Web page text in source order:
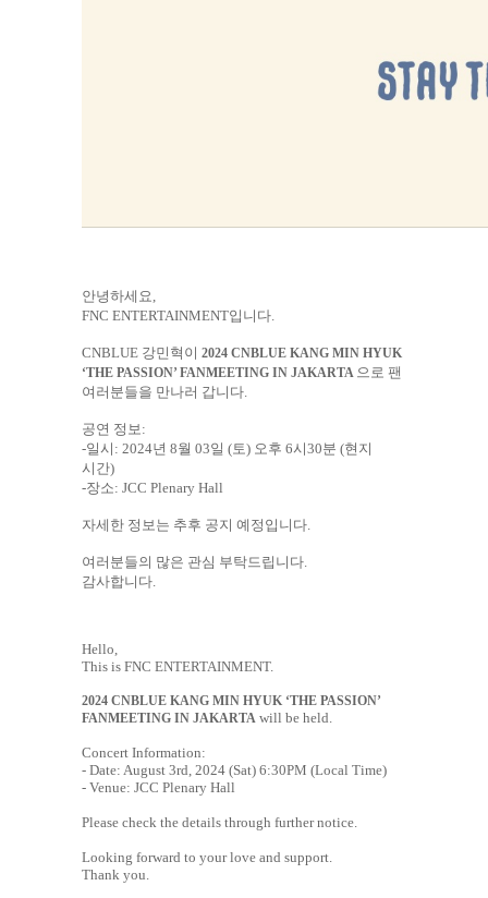
안녕하세요,
FNC ENTERTAINMENT입니다.
CNBLUE 강민혁이 2024 CNBLUE KANG MIN HYUK
‘THE PASSION’ FANMEETING IN JAKARTA 으로 팬
여러분들을 만나러 갑니다.
공연 정보:
-일시 : 2024년 8월 03일 (토) 오후 6시30분 (현지
시간)
-장소: JCC Plenary Hall
자세한 정보는 추후 공지 예정입니다.
여러분들의 많은 관심 부탁드립니다.
감사합니다.
Hello,
This is FNC ENTERTAINMENT.
2024 CNBLUE KANG MIN HYUK ‘THE PASSION’
FANMEETING IN JAKARTA will be held.
Concert Information:
- Date: August 3rd, 2024 (Sat) 6:30PM (Local Time)
- Venue: JCC Plenary Hall
Please check the details through further notice.
Looking forward to your love and support.
Thank you.